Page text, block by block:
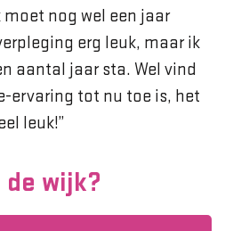
nog wel een jaar
erg leuk, maar ik
aantal jaar sta. Wel vind
ervaring tot nu toe is, het
leuk!”
de wijk?